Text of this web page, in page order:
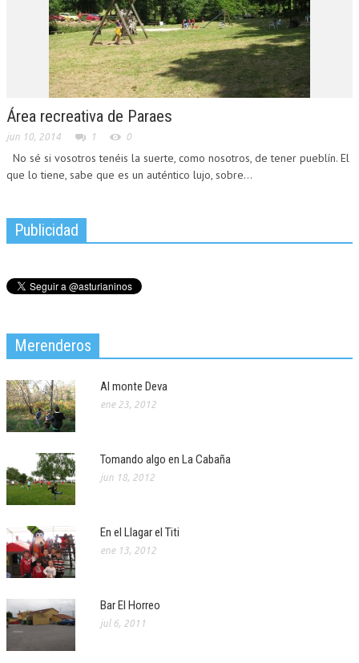
Área recreativa de Paraes
jun 10, 2014 1 0
No sé si vosotros tenéis la suerte, como nosotros, de tener pueblín. El
que lo tiene, sabe que es un auténtico lujo, sobre...
Publicidad
Merenderos
Al monte Deva
ene 23, 2012
Tomando algo en La Cabaña
jun 18, 2012
En el Llagar el Titi
ene 13, 2012
Bar El Horreo
jul 6, 2011